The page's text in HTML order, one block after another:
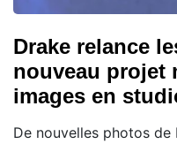
Drake relance
nouveau projet
images en
De nouvelles photos de